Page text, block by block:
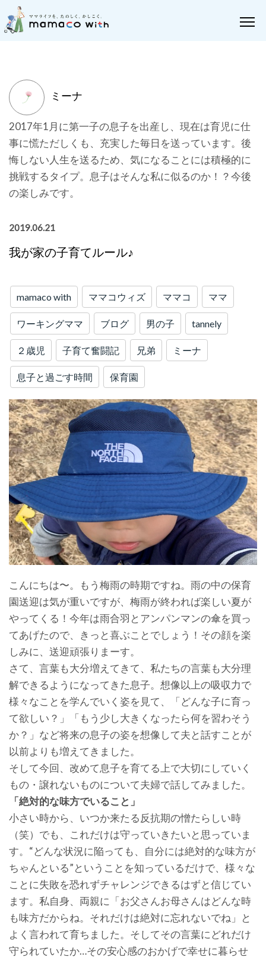
ミーナ
2017年1月に第一子の息子を出産し、現在は育児に仕
事に慌ただしくも、充実した毎日を送っています。後
悔しない人生を送るため、気になることには積極的に
挑戦するタイプ。息子はそんな私に似るのか！？今後
の楽しみです。
2019.06.21
我が家の子育てルール♪
mamaco with ママコウィズ ママコ ママ
ワーキングママ ブログ 男の子 tannely
２歳児 子育て奮闘記 兄弟 ミーナ
息子と過ごす時間 保育園
こんにちは〜。もう梅雨の時期ですね。雨の中の保育
園送迎は気が重いですが、梅雨が終われば楽しい夏が
やってくる！今年は雨合羽とアンパンマンの傘を買っ
てあげたので、きっと喜ぶことでしょう！その顔を楽
しみに、送迎頑張りまーす。
さて、言葉も大分増えてきて、私たちの言葉も大分理
解できるようになってきた息子。想像以上の吸収力で
様々なことを学んでいく姿を見て、「どんな子に育っ
て欲しい？」「もう少し大きくなったら何を習わそう
か？」など将来の息子の姿を想像して夫と話すことが
以前よりも増えてきました。
そして今回、改めて息子を育てる上で大切にしていく
もの・譲れないものについて夫婦で話してみました。
「絶対的な味方でいること」
小さい時から、いつか来たる反抗期の憎たらしい時
（笑）でも、これだけは守っていきたいと思っていま
す。“どんな状況に陥っても、自分には絶対的な味方が
ちゃんといる”ということを知っているだけで、様々な
ことに失敗を恐れずチャレンジできるはずと信じてい
ます。私自身、両親に「お父さんお母さんはどんな時
も味方だからね。それだけは絶対に忘れないでね」と
よく言われて育ちました。そしてその言葉にどれだけ
守られていたか…その安心感のおかげで幸せに暮らせ